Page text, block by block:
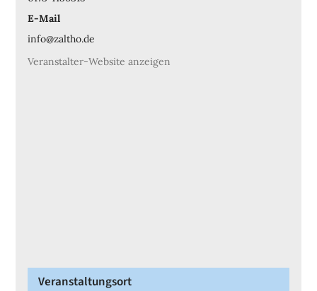
E-Mail
info@zaltho.de
Veranstalter-Website anzeigen
Veranstaltungsort